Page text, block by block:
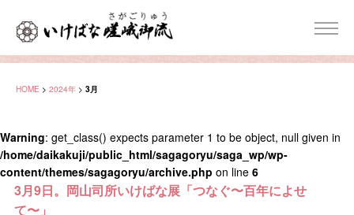
HOME > 2024年 > 3月
Warning: get_class() expects parameter 1 to be object, null given in
/home/daikakuji/public_html/sagagoryu/saga_wp/wp-
content/themes/sagagoryu/archive.php on line 6
3月9日。岡山司所いけばな展「つなぐ〜百年によせ
て〜」